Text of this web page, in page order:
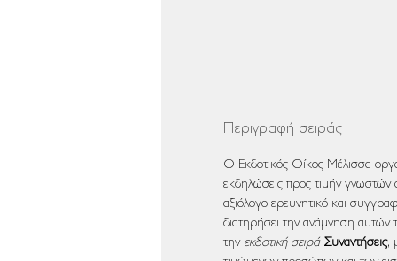
Περιγραφή σειράς
Ο Εκδοτικός Οίκος Μέλισσα
εκδηλώσεις προς τιμήν γνωστών
αξιόλογο ερευνητικό και
διατηρήσει την ανάμνηση
την εκδοτική σειρά Συναντήσεις,